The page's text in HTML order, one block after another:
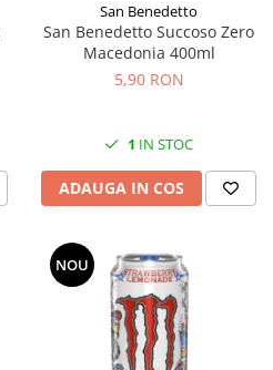
San Benedetto
San Benedetto Succoso Zero
Macedonia 400ml
5,90 RON
1 IN STOC
ADAUGA IN COS
NOU